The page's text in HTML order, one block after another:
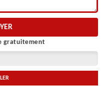
gratuitement